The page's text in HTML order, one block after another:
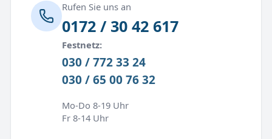
Rufen Sie uns an
0172 / 30 42 617
Festnetz:
030 / 772 33 24
030 / 65 00 76 32
Mo-Do 8-19 Uhr
Fr 8-14 Uhr